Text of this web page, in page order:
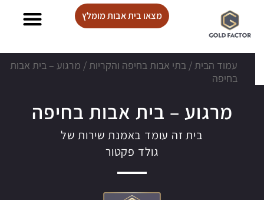
מצאו בית אבות מומלץ
עמוד הבית/ בתי אבות בחיפה והקריות/ מרגוע – בית אבות
בחיפה
מרגוע – בית אבות בחיפה
בית זה עומד באמנת שירות של
גולד פקטור